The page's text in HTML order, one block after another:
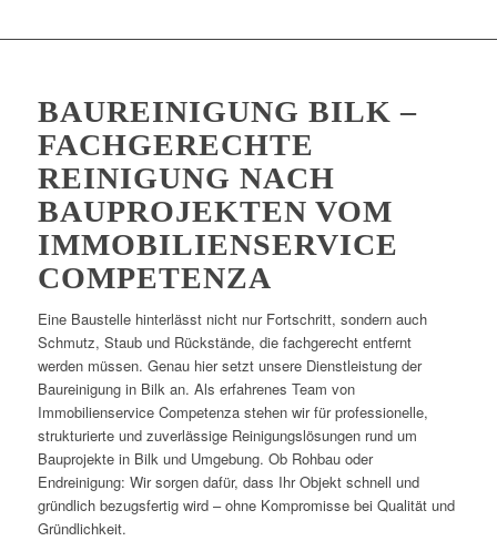
BAUREINIGUNG BILK –
FACHGERECHTE
REINIGUNG NACH
BAUPROJEKTEN VOM
IMMOBILIENSERVICE
COMPETENZA
Eine Baustelle hinterlässt nicht nur Fortschritt, sondern auch
Schmutz, Staub und Rückstände, die fachgerecht entfernt
werden müssen. Genau hier setzt unsere Dienstleistung der
Baureinigung in Bilk an. Als erfahrenes Team von
Immobilienservice Competenza stehen wir für professionelle,
strukturierte und zuverlässige Reinigungslösungen rund um
Bauprojekte in Bilk und Umgebung. Ob Rohbau oder
Endreinigung: Wir sorgen dafür, dass Ihr Objekt schnell und
gründlich bezugsfertig wird – ohne Kompromisse bei Qualität und
Gründlichkeit.